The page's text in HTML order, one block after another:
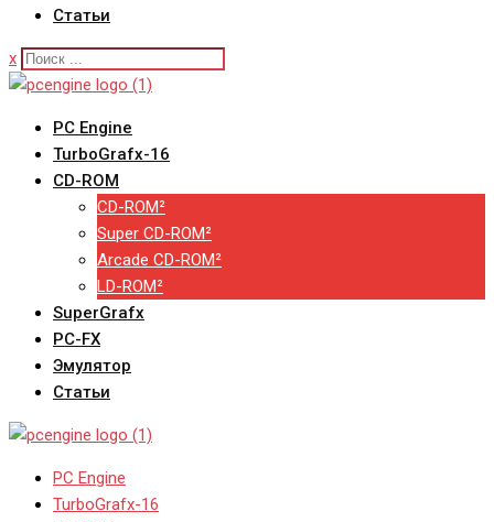
Статьи
x
PC Engine
TurboGrafx-16
CD-ROM
CD-ROM²
Super CD-ROM²
Arcade CD-ROM²
LD-ROM²
SuperGrafx
PC-FX
Эмулятор
Статьи
PC Engine
TurboGrafx-16